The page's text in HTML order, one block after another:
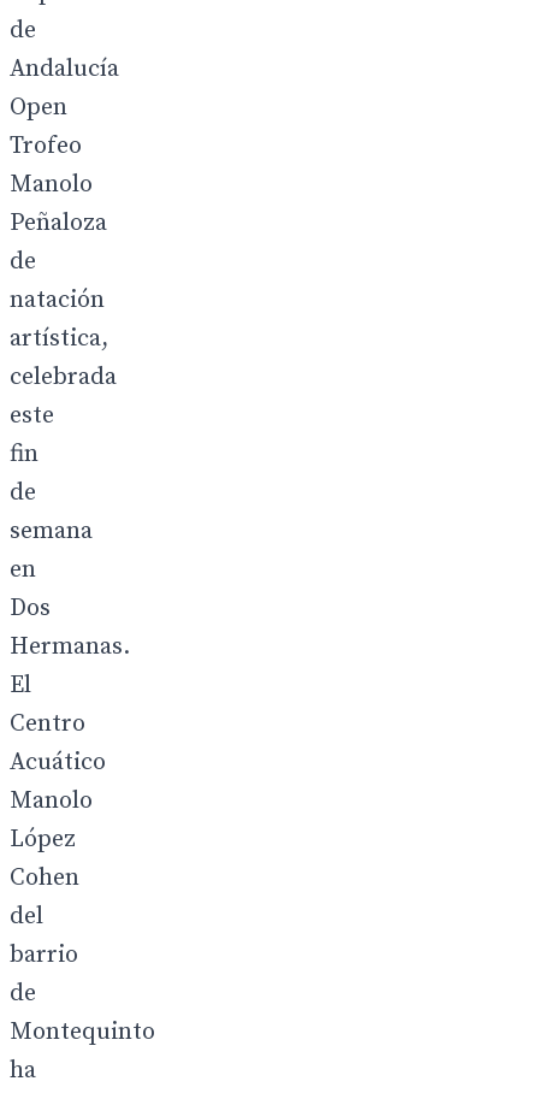
de
Andalucía
Open
Trofeo
Manolo
Peñaloza
de
natación
artística,
celebrada
este
fin
de
semana
en
Dos
Hermanas.
El
Centro
Acuático
Manolo
López
Cohen
del
barrio
de
Montequinto
ha